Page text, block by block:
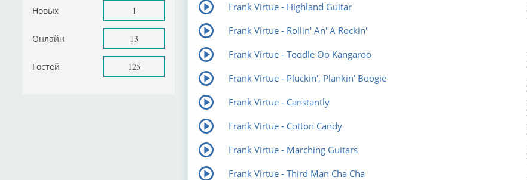
Новых 1
Онлайн 13
Гостей 125
Frank Virtue - Highland Guitar
Frank Virtue - Rollin' An' A Rockin'
Frank Virtue - Toodle Oo Kangaroo
Frank Virtue - Pluckin', Plankin' Boogie
Frank Virtue - Canstantly
Frank Virtue - Cotton Candy
Frank Virtue - Marching Guitars
Frank Virtue - Third Man Cha Cha